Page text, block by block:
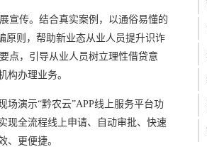
宣传。结合真实案例，以通俗易懂的
原则，帮助新业态从业人员提升识诈
点，引导从业人员树立理性借贷意
构办理业务。
场演示“黔农云”APP线上服务平台功
现全流程线上申请、自动审批、快速
、更便捷。